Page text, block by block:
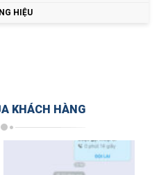
HIỆU
KHÁCH HÀNG